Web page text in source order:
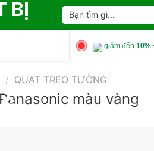
Tìm
kiếm:
giảm đến 10%
/ QUẠT TREO TƯỜNG
màu vàng